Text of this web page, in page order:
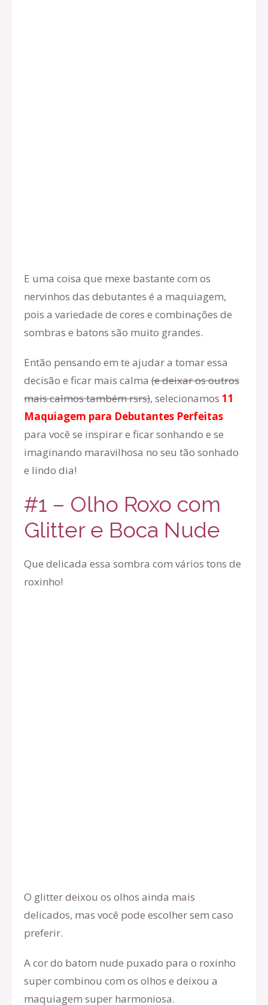
E uma coisa que mexe bastante com os
nervinhos das debutantes é a maquiagem,
pois a variedade de cores e combinações de
sombras e batons são muito grandes.
Então pensando em te ajudar a tomar essa
decisão e ficar mais calma (e deixar os outros
mais calmos também rsrs), selecionamos 11
Maquiagem para Debutantes Perfeitas
para você se inspirar e ficar sonhando e se
imaginando maravilhosa no seu tão sonhado
e lindo dia!
#1 – Olho Roxo com
Glitter e Boca Nude
Que delicada essa sombra com vários tons de
roxinho!
O glitter deixou os olhos ainda mais
delicados, mas você pode escolher sem caso
preferir.
A cor do batom nude puxado para o roxinho
super combinou com os olhos e deixou a
maquiagem super harmoniosa.